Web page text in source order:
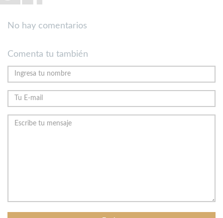
No hay comentarios
Comenta tu también